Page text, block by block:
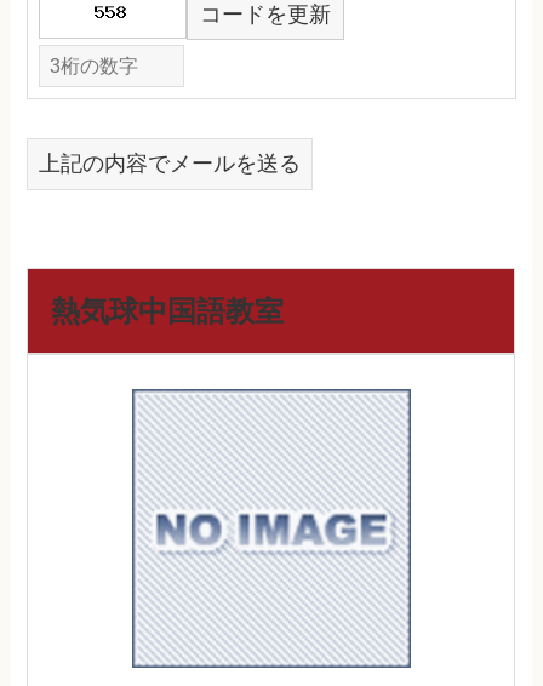
コードを更新
上記の内容でメールを送る
熱気球中国語教室